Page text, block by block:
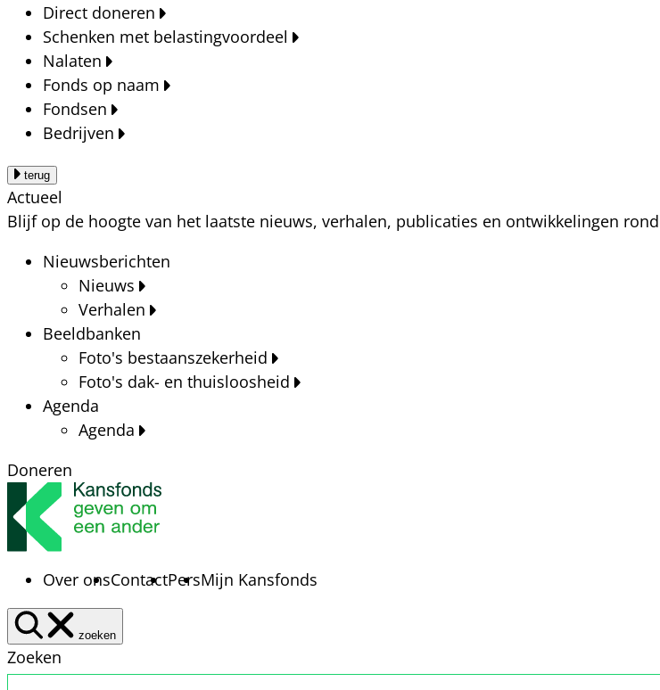
Direct doneren
Schenken met belastingvoordeel
Nalaten
Fonds op naam
Fondsen
Bedrijven
terug
Actueel
Blijf op de hoogte van het laatste nieuws, verhalen, publicaties en ontwikkelingen
Nieuwsberichten
Nieuws
Verhalen
Beeldbanken
Foto's bestaanszekerheid
Foto's dak- en thuisloosheid
Agenda
Agenda
Doneren
Over onsContactPersMijn Kansfonds
zoeken
Zoeken